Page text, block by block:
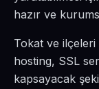
hazır ve
Tokat ve ilçeleri
hosting, SSL
kapsayacak